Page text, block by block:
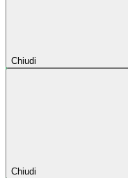
Chiudi
Chiudi